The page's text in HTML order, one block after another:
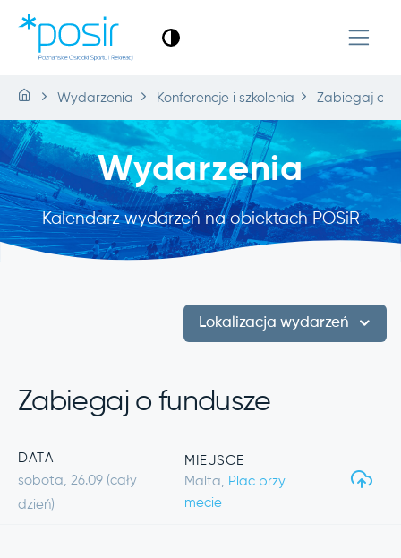
Wydarzenia Konferencje i szkolenia Zabiegaj o
Wydarzenia
Kalendarz wydarzeń na obiektach POSiR
Lokalizacja wydarzeń
Zabiegaj o fundusze
DATA
sobota, 26.09 (cały
dzień)
MIEJSCE
Malta,
Plac przy
mecie